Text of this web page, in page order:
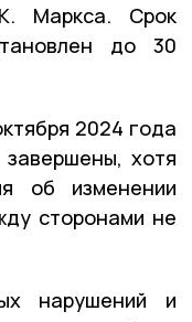
Маркса. Срок
до 30
2024 года
хотя
об изменении
сторонами не
нарушений и